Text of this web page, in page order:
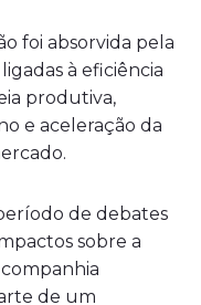
foi absorvida pela
à eficiência
produtiva,
e aceleração da
de debates
sobre a
de um